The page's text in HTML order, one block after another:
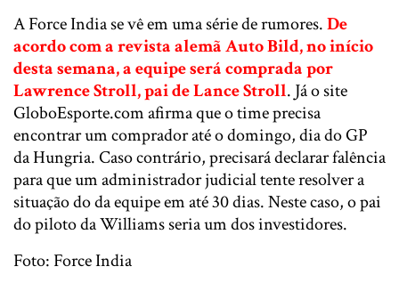
A Force India se vê em uma série de rumores.De
acordo com a revista alemã Auto Bild, no início
desta semana, a equipe será comprada por
Lawrence Stroll, pai de Lance Stroll. Já o site
GloboEsporte.com afirma que o time precisa
encontrar um comprador até o domingo, dia do GP
da Hungria. Caso contrário, precisará declarar falência
para que um administrador judicial tente resolver a
situação do da equipe em até 30 dias. Neste caso, o pai
do piloto da Williams seria um dos investidores.
Foto: Force India